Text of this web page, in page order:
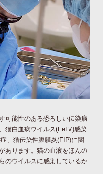
可能性のある恐ろしい伝染病
猫白血病ウイルス(FeLV)感染
、猫伝染性腹膜炎(FIP)に関
あります。猫の血液をほんの
のウイルスに感染しているか